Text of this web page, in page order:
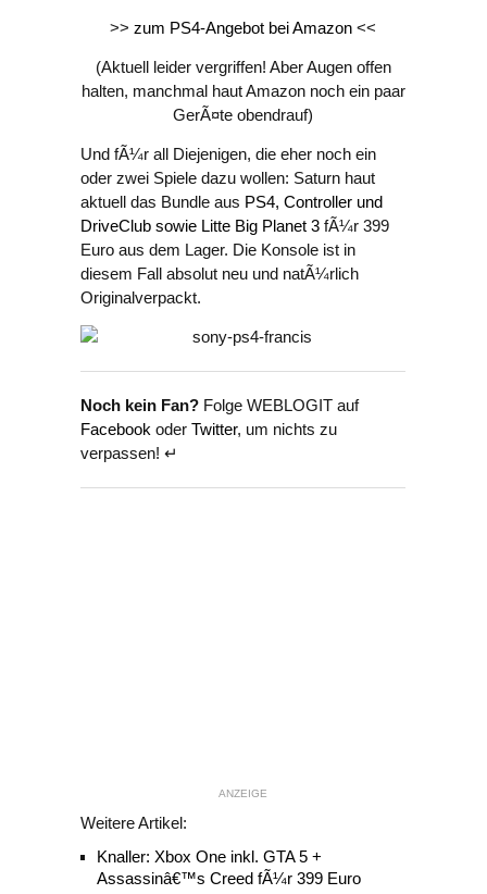
>> zum PS4-Angebot bei Amazon <<
(Aktuell leider vergriffen! Aber Augen offen
halten, manchmal haut Amazon noch ein paar
GerÃ¤te obendrauf)
Und fÃ¼r all Diejenigen, die eher noch ein
oder zwei Spiele dazu wollen: Saturn haut
aktuell das Bundle aus PS4, Controller und
DriveClub sowie Litte Big Planet 3 fÃ¼r 399
Euro aus dem Lager. Die Konsole ist in
diesem Fall absolut neu und natÃ¼rlich
Originalverpackt.
Noch kein Fan? Folge WEBLOGIT auf
Facebook oder Twitter, um nichts zu
verpassen! ↵
ANZEIGE
Weitere Artikel:
Knaller: Xbox One inkl. GTA 5 +
Assassinâ€™s Creed fÃ¼r 399 Euro